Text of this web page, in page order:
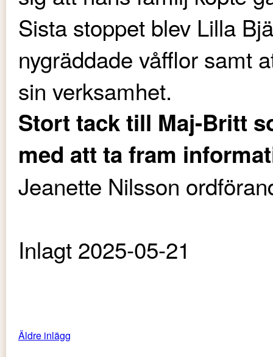
Sista stoppet blev Lilla
nygräddade våfflor samt
sin verksamhet.
Stort tack till Maj-Britt
med att ta fram
Jeanette Nilsson
Inlagt 2025-05-21
Äldre inlägg